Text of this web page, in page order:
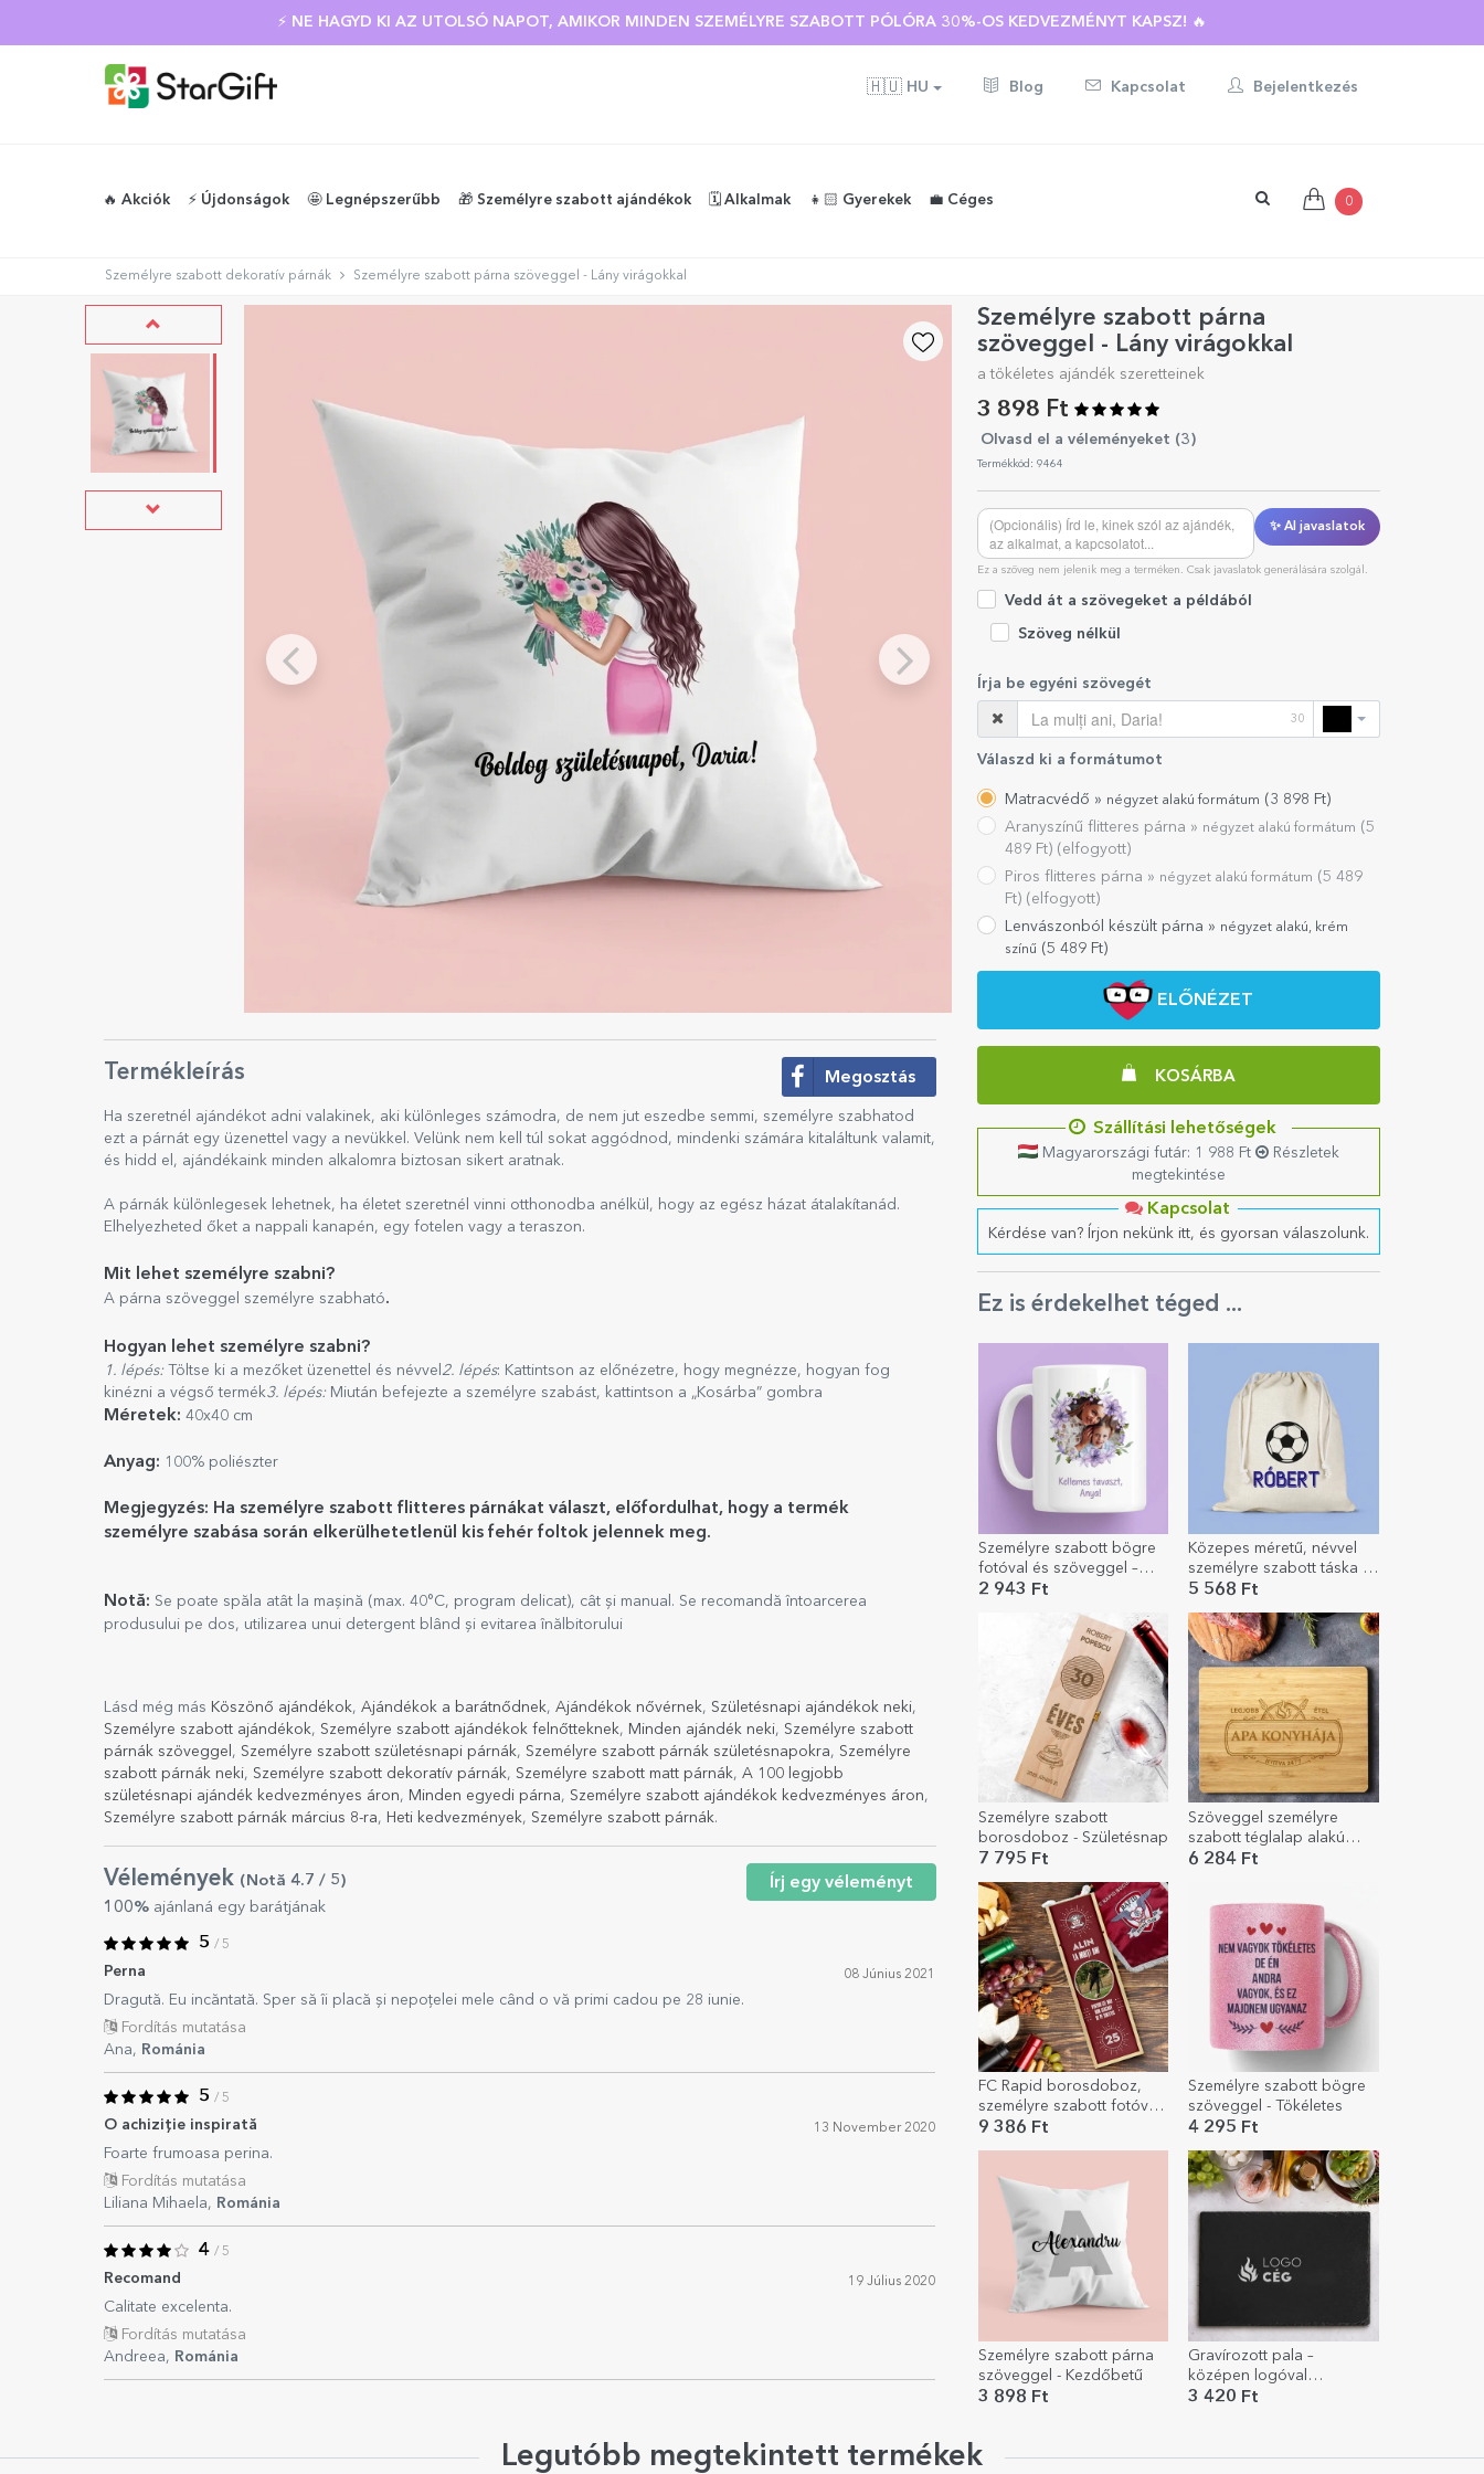
⚡ NE HAGYD KI AZ UTOLSÓ NAPOT, AMIKOR MINDEN SZEMÉLYRE SZABOTT PÓLÓRA 30%-OS KEDVEZMÉNYT KAPSZ! 🔥
🇭🇺 HU Blog Kapcsolat Bejelentkezés
🔥 Akciók ⚡️ Újdonságok 🤩 Legnépszerűbb 🎁 Személyre szabott ajándékok 🗓️ Alkalmak 👧🏻 Gyerekek 💼 Céges 0
Személyre szabott dekoratív párnák Személyre szabott párna szöveggel - Lány virágokkal
Személyre szabott párna
szöveggel - Lány virágokkal
a tökéletes ajándék szeretteinek
3 898 Ft
Olvasd el a véleményeket (3 )
Termékkód: 9464
✨ AI javaslatok
Ez a szöveg nem jelenik meg a terméken. Csak javaslatok generálására szolgál.
Vedd át a szövegeket a példából
Szöveg nélkül
Írja be egyéni szövegét
30
Válaszd ki a formátumot
Matracvédő » négyzet alakú formátum ( 3 898 Ft)
Aranyszínű flitteres párna » négyzet alakú formátum (5
489Ft) (elfogyott)
Piros flitteres párna » négyzet alakú formátum (5 489
Ft) (elfogyott)
Lenvászonból készült párna » négyzet alakú, krém
színű (5 489Ft)
ELŐNÉZET
KOSÁRBA
Szállítási lehetőségek
Magyarországi futár: 1 988 Ft
Részletek
megtekintése
Kapcsolat
Kérdése van? Írjon nekünk itt, és gyorsan válaszolunk.
Ez is érdekelhet téged ...
Személyre szabott bögre
fotóval és szöveggel –
Kellemes tavaszt kívánunk!
2 943 Ft
Közepes méretű, névvel
személyre szabott táska –
Futball
5 568 Ft
Személyre szabott
borosdoboz - Születésnap
7 795 Ft
Szöveggel személyre
szabott téglalap alakú
bambusz vágódeszka -
6 284 Ft
FC Rapid borosdoboz,
személyre szabott fotóval
és üzenettel – Boldog
9 386 Ft
Személyre szabott bögre
szöveggel - Tökéletes
4 295 Ft
Személyre szabott párna
szöveggel - Kezdőbetű
3 898 Ft
Gravírozott pala –
középen logóval
személyre szabva
3 420 Ft
Termékleírás Megosztás
Ha szeretnél ajándékot adni valakinek, aki különleges számodra, de nem jut eszedbe semmi, személyre szabhatod
ezt a párnát egy üzenettel vagy a nevükkel. Velünk nem kell túl sokat aggódnod, mindenki számára kitaláltunk valamit,
és hidd el, ajándékaink minden alkalomra biztosan sikert aratnak.
A párnák különlegesek lehetnek, ha életet szeretnél vinni otthonodba anélkül, hogy az egész házat átalakítanád.
Elhelyezheted őket a nappali kanapén, egy fotelen vagy a teraszon.
Mit lehet személyre szabni?
A párna szöveggel személyre szabható.
Hogyan lehet személyre szabni?
1. lépés: Töltse ki a mezőket üzenettel és névvel 2. lépés: Kattintson az előnézetre, hogy megnézze, hogyan fog
kinézni a végső termék3. lépés: Miután befejezte a személyre szabást, kattintson a „Kosárba” gombra
Méretek: 40x40 cm
Anyag: 100% poliészter
Megjegyzés: Ha személyre szabott flitteres párnákat választ, előfordulhat, hogy a termék
személyre szabása során elkerülhetetlenül kis fehér foltok jelennek meg.
Notă: Se poate spăla atât la mașină (max. 40°C, program delicat), cât și manual. Se recomandă întoarcerea
produsului pe dos, utilizarea unui detergent blând și evitarea înălbitorului
Lásd még más Köszönő ajándékok, Ajándékok a barátnődnek, Ajándékok nővérnek, Születésnapi ajándékok neki,
Személyre szabott ajándékok, Személyre szabott ajándékok felnőtteknek, Minden ajándék neki, Személyre szabott
párnák szöveggel , Személyre szabott születésnapi párnák, Személyre szabott párnák születésnapokra, Személyre
szabott párnák neki, Személyre szabott dekoratív párnák, Személyre szabott matt párnák, A 100 legjobb
születésnapi ajándék kedvezményes áron, Minden egyedi párna, Személyre szabott ajándékok kedvezményes áron,
Személyre szabott párnák március 8-ra, Heti kedvezmények, Személyre szabott párnák.
Vélemények (Notă 4.7 / 5)
100% ajánlaná egy barátjának
Írj egy véleményt
5 / 5
Perna 08 Június 2021
Dragută. Eu incăntată. Sper să îi placă și nepoțelei mele când o vă primi cadou pe 28 iunie.
Fordítás mutatása
Ana, Románia
5 / 5
O achiziție inspirată 13 November 2020
Foarte frumoasa perina.
Fordítás mutatása
Liliana Mihaela, Románia
4 / 5
Recomand 19 Július 2020
Calitate excelenta.
Fordítás mutatása
Andreea, Románia
Legutóbb megtekintett termékek